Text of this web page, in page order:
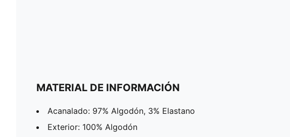
MATERIAL DE INFORMACIÓN
Acanalado: 97% Algodón, 3% Elastano
Exterior: 100% Algodón